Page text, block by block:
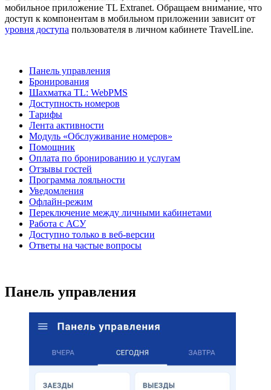
мобильное приложение TL Extranet. Обращаем внимание, что
доступ к компонентам в мобильном приложении зависит от
уровня доступа пользователя в личном кабинете TravelLine.
Панель управления
Бронирования
Шахматка TL: WebPMS
Доступность номеров
Тарифы
Лента активности
Модуль «Обслуживание номеров»
Помощник
Оплата по бронированию и услугам
Отзывы гостей
Программа лояльности
Уведомления
Офлайн-режим
Переключение между личными кабинетами
Работа с АСУ
Доступно только в веб-версии
Ответы на частые вопросы
Панель управления